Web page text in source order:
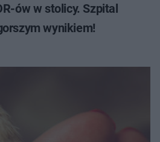
ów w stolicy. Szpital
wynikiem!